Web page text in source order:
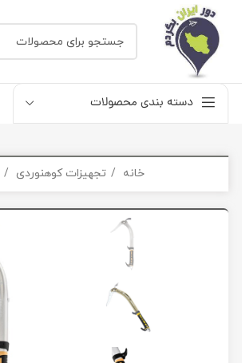
دسته بندی محصولات
خانه تجهیزات کوهنوردی